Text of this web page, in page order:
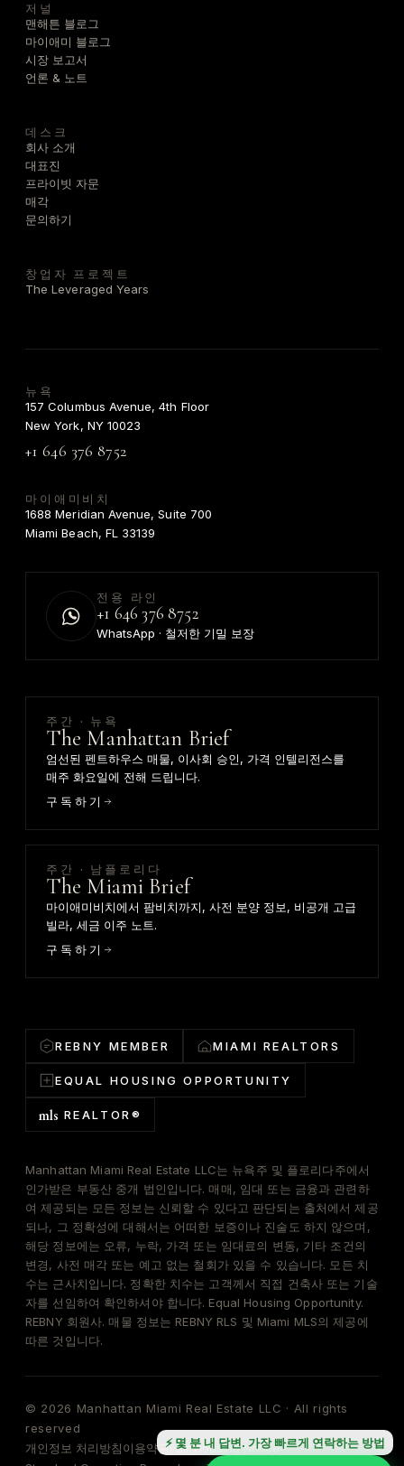
⚡ 몇 분 내 답변. 가장 빠르게 연락하는 방법
저널
맨해튼 블로그
마이애미 블로그
시장 보고서
언론 & 노트
데스크
회사 소개
대표진
프라이빗 자문
매각
문의하기
창업자 프로젝트
The Leveraged Years
뉴욕
157 Columbus Avenue, 4th Floor
New York, NY 10023
+1 646 376 8752
마이애미비치
1688 Meridian Avenue, Suite 700
Miami Beach, FL 33139
전용 라인
+1 646 376 8752
WhatsApp · 철저한 기밀 보장
주간 · 뉴욕
The Manhattan Brief
엄선된 펜트하우스 매물, 이사회 승인, 가격 인텔리전스를
매주 화요일에 전해 드립니다.
구독하기
주간 · 남플로리다
The Miami Brief
마이애미비치에서 팜비치까지, 사전 분양 정보, 비공개 고급
빌라, 세금 이주 노트.
구독하기
REBNY MEMBER MIAMI REALTORS
EQUAL HOUSING OPPORTUNITY
mls REALTOR®
Manhattan Miami Real Estate LLC는 뉴욕주 및 플로리다주에서
인가받은 부동산 중개 법인입니다. 매매, 임대 또는 금융과 관련하
여 제공되는 모든 정보는 신뢰할 수 있다고 판단되는 출처에서 제공
되나, 그 정확성에 대해서는 어떠한 보증이나 진술도 하지 않으며,
해당 정보에는 오류, 누락, 가격 또는 임대료의 변동, 기타 조건의
변경, 사전 매각 또는 예고 없는 철회가 있을 수 있습니다. 모든 치
수는 근사치입니다. 정확한 치수는 고객께서 직접 건축사 또는 기술
자를 선임하여 확인하셔야 합니다. Equal Housing Opportunity.
REBNY 회원사. 매물 정보는 REBNY RLS 및 Miami MLS의 제공에
따른 것입니다.
© 2026 Manhattan Miami Real Estate LLC · All rights
reserved
개인정보 처리방침이용약관Fair Housing Notice